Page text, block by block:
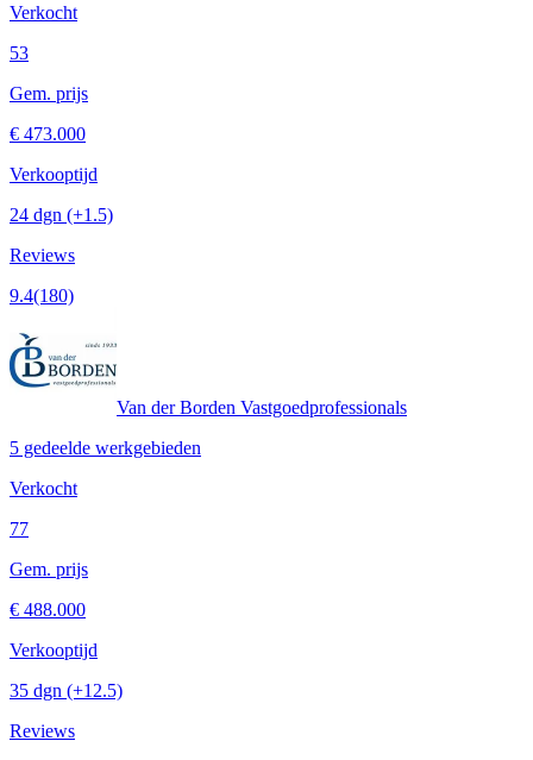
Verkocht
53
Gem. prijs
€ 473.000
Verkooptijd
24 dgn (+1.5)
Reviews
9.4(180)
Van der Borden Vastgoedprofessionals
5 gedeelde werkgebieden
Verkocht
77
Gem. prijs
€ 488.000
Verkooptijd
35 dgn (+12.5)
Reviews